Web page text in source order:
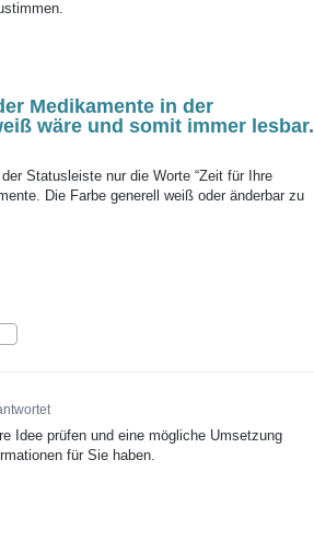
Medikamente in der
wäre und somit immer lesbar.
Statusleiste nur die Worte “Zeit für Ihre
Die Farbe generell weiß oder änderbar zu
Idee prüfen und eine mögliche Umsetzung
für Sie haben.